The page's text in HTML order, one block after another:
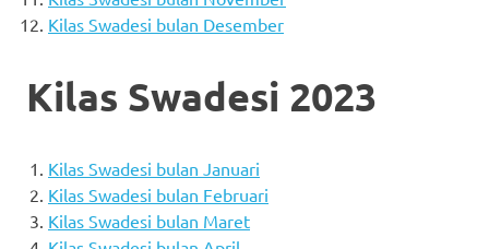
Kilas Swadesi bulan Desember
Kilas Swadesi 2023
Kilas Swadesi bulan Januari
Kilas Swadesi bulan Februari
Kilas Swadesi bulan Maret